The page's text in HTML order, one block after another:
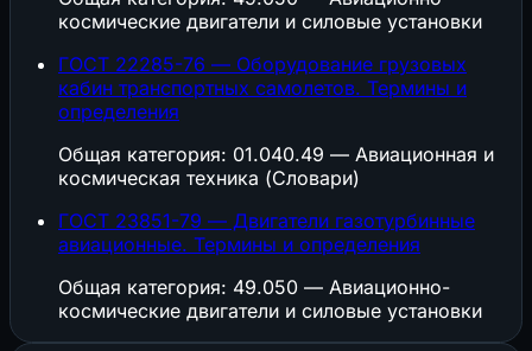
космические двигатели и силовые установки
ГОСТ 22285-76 — Оборудование грузовых
кабин транспортных самолетов. Термины и
определения
Общая категория: 01.040.49 — Авиационная и
космическая техника (Словари)
ГОСТ 23851-79 — Двигатели газотурбинные
авиационные. Термины и определения
Общая категория: 49.050 — Авиационно-
космические двигатели и силовые установки